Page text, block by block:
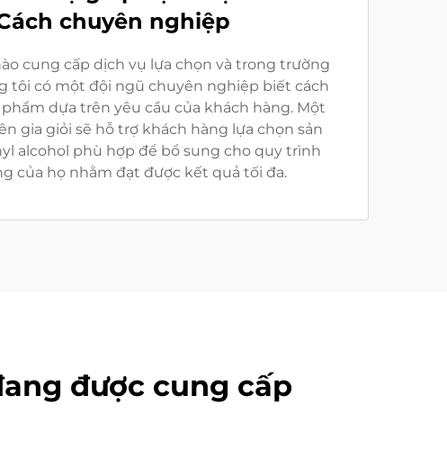
chuyên nghiệp
cung cấp dịch vụ lựa chọn và trong trường
tôi có một đội ngũ chuyên nghiệp biết cách
dựa trên yêu cầu của khách hàng. Một
gia giỏi sẽ hỗ trợ khách hàng lựa chọn sản
alcohol phù hợp để bổ sung cho quy trình
của họ nhằm đạt được kết quả tối đa.
được cung cấp